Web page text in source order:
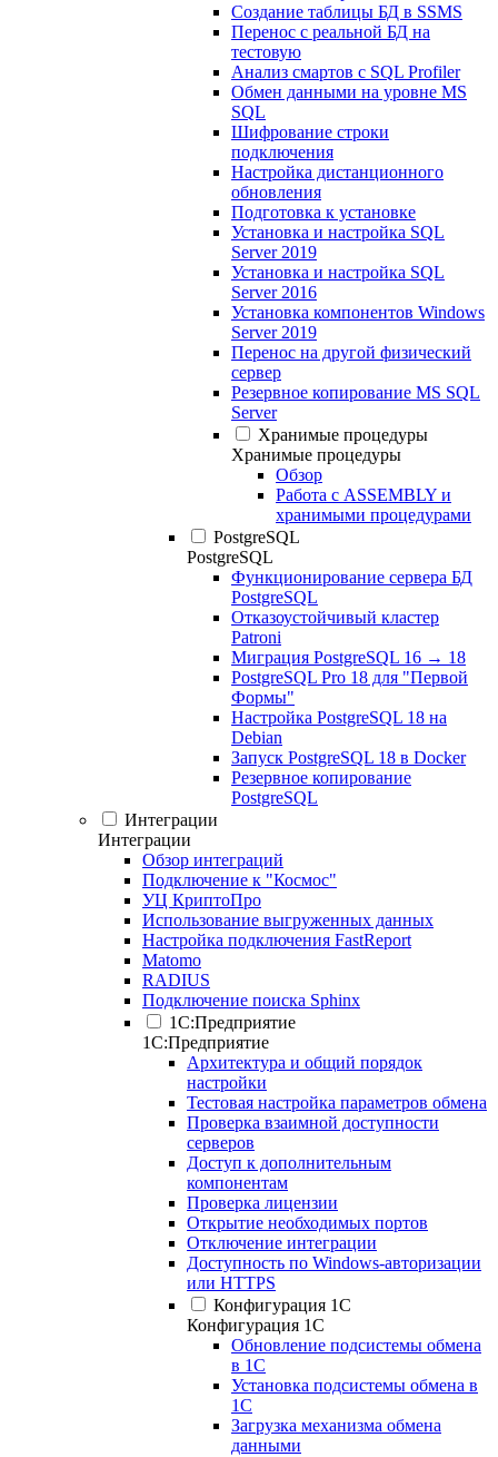
Создание таблицы БД в SSMS
Перенос с реальной БД на
тестовую
Анализ смартов с SQL Profiler
Обмен данными на уровне MS
SQL
Шифрование строки
подключения
Настройка дистанционного
обновления
Подготовка к установке
Установка и настройка SQL
Server 2019
Установка и настройка SQL
Server 2016
Установка компонентов Windows
Server 2019
Перенос на другой физический
сервер
Резервное копирование MS SQL
Server
Хранимые процедуры
Хранимые процедуры
Обзор
Работа с ASSEMBLY и
хранимыми процедурами
PostgreSQL
PostgreSQL
Функционирование сервера БД
PostgreSQL
Отказоустойчивый кластер
Patroni
Миграция PostgreSQL 16 → 18
PostgreSQL Pro 18 для "Первой
Формы"
Настройка PostgreSQL 18 на
Debian
Запуск PostgreSQL 18 в Docker
Резервное копирование
PostgreSQL
Интеграции
Интеграции
Обзор интеграций
Подключение к "Космос"
УЦ КриптоПро
Использование выгруженных данных
Настройка подключения FastReport
Matomo
RADIUS
Подключение поиска Sphinx
1С:Предприятие
1С:Предприятие
Архитектура и общий порядок
настройки
Тестовая настройка параметров обмена
Проверка взаимной доступности
серверов
Доступ к дополнительным
компонентам
Проверка лицензии
Открытие необходимых портов
Отключение интеграции
Доступность по Windows-авторизации
или HTTPS
Конфигурация 1С
Конфигурация 1С
Обновление подсистемы обмена
в 1С
Установка подсистемы обмена в
1С
Загрузка механизма обмена
данными